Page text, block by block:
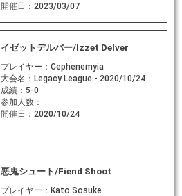
開催日： 2023/03/07
イゼットデルバー/Izzet Delver
プレイヤー： Cephenemyia
大会名： Legacy League - 2020/10/24
成績： 5-0
参加人数：
開催日： 2020/10/24
悪鬼シュート/Fiend Shoot
プレイヤー： Kato Sosuke